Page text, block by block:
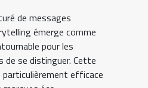
de messages
émerge comme
pour les
de se distinguer. Cette
particulièrement efficace